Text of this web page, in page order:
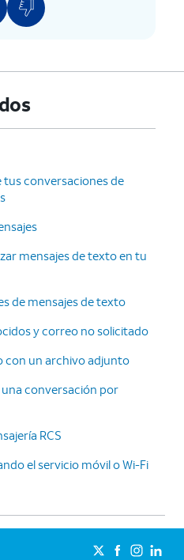
conversaciones de
mensajes de texto en tu
de mensajes de texto
y correo no solicitado
con un archivo adjunto
conversación por
RCS
el servicio móvil o Wi-Fi